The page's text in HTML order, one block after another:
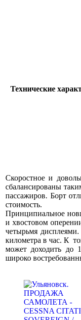
Технические
Скоростное и
сбалансированы
пассажиров. Борт
стоимость.
Принципиальное
и хвостовом
четырьмя
километра в час. К
может доходить до
широко